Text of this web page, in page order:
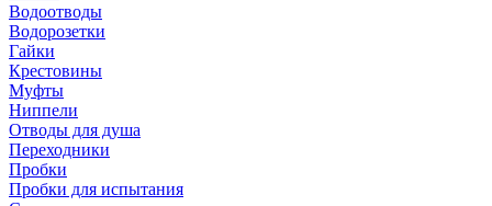
Водоотводы
Водорозетки
Гайки
Крестовины
Муфты
Ниппели
Отводы для душа
Переходники
Пробки
Пробки для испытания